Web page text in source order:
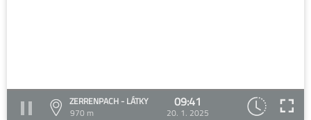
ZERRENPACH - LÁTKY
970 m
09:41
20. 1. 2025